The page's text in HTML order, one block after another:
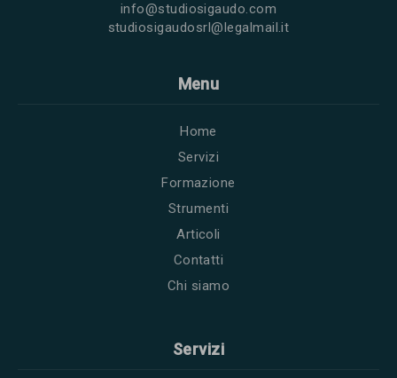
info@studiosigaudo.com
studiosigaudosrl@legalmail.it
Menu
Home
Servizi
Formazione
Strumenti
Articoli
Contatti
Chi siamo
Servizi